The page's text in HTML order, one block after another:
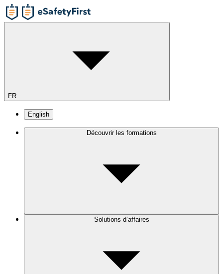
FR
English
Découvrir les formations
Solutions d’affaires